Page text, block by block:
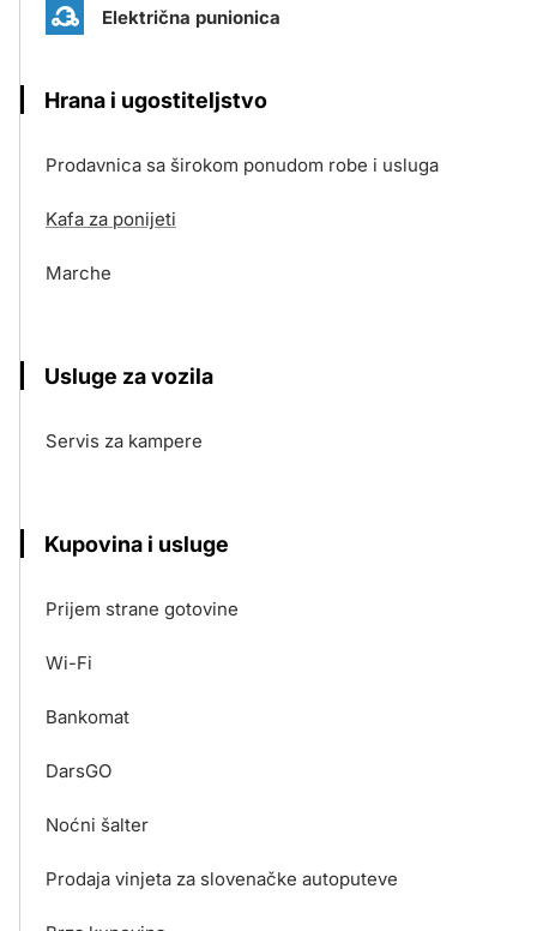
Električna punionica
Hrana i ugostiteljstvo
Prodavnica sa širokom ponudom robe i usluga
Kafa za ponijeti
Marche
Usluge za vozila
Servis za kampere
Kupovina i usluge
Prijem strane gotovine
Wi-Fi
Bankomat
DarsGO
Noćni šalter
Prodaja vinjeta za slovenačke autoputeve